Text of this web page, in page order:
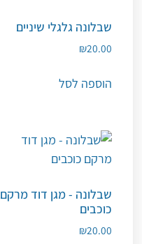
שבלונה גלגלי שיניים
₪20.00
הוספה לסל
שבלונה - מגן דוד מרקם
כוכבים
₪20.00